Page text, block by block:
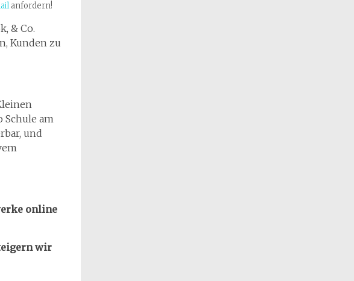
anfordern!
& Co.
Kunden zu
Schule am
und
online
wir